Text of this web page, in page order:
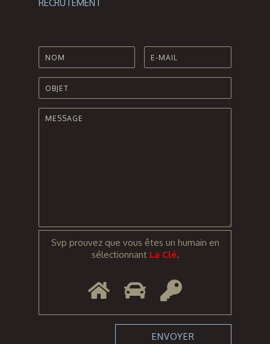
RECRUTEMENT
Svp prouvez que vous êtes un humain en
sélectionnantLa Clé.